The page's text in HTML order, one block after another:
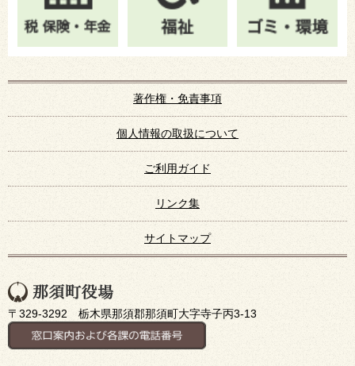
著作権・免責事項
個人情報の取扱について
ご利用ガイド
リンク集
サイトマップ
〒329-3292 栃木県那須郡那須町大字寺子丙3-13